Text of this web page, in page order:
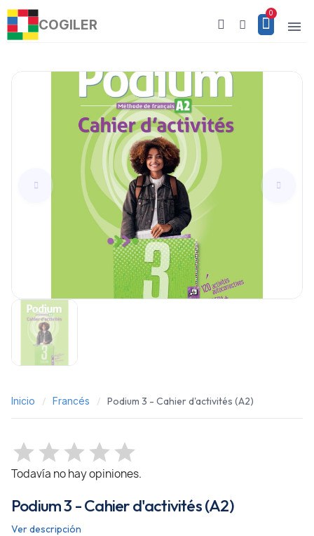
COGILER
Inicio Francés Podium 3 - Cahier d'activités (A2)
Todavía no hay opiniones.
Podium 3 - Cahier d'activités (A2)
Ver descripción